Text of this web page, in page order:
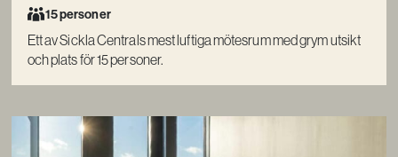
15 personer
Ett av Sickla Centrals mest luftiga mötesrum med grym utsikt
och plats för 15 personer.